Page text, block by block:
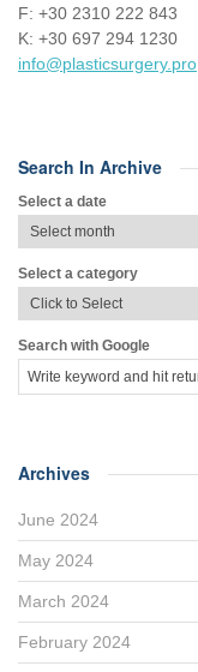
F: +30 2310 222 843
Κ: +30 697 294 1230
info@plasticsurgery.pro
Search In Archive
Select a date
Select a category
Search with Google
Archives
June 2024
May 2024
March 2024
February 2024